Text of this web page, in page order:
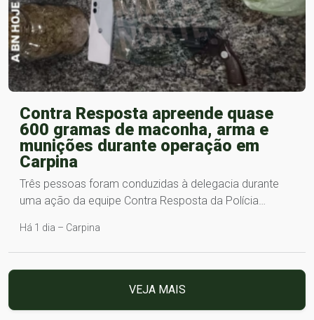
Contra Resposta apreende quase
600 gramas de maconha, arma e
munições durante operação em
Carpina
Três pessoas foram conduzidas à delegacia durante
uma ação da equipe Contra Resposta da Polícia…
Há 1 dia – Carpina
VEJA MAIS